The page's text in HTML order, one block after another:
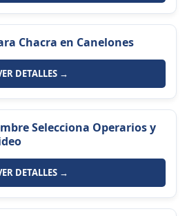
Chacra en Canelones
DETALLES →
Selecciona Operarios y
DETALLES →